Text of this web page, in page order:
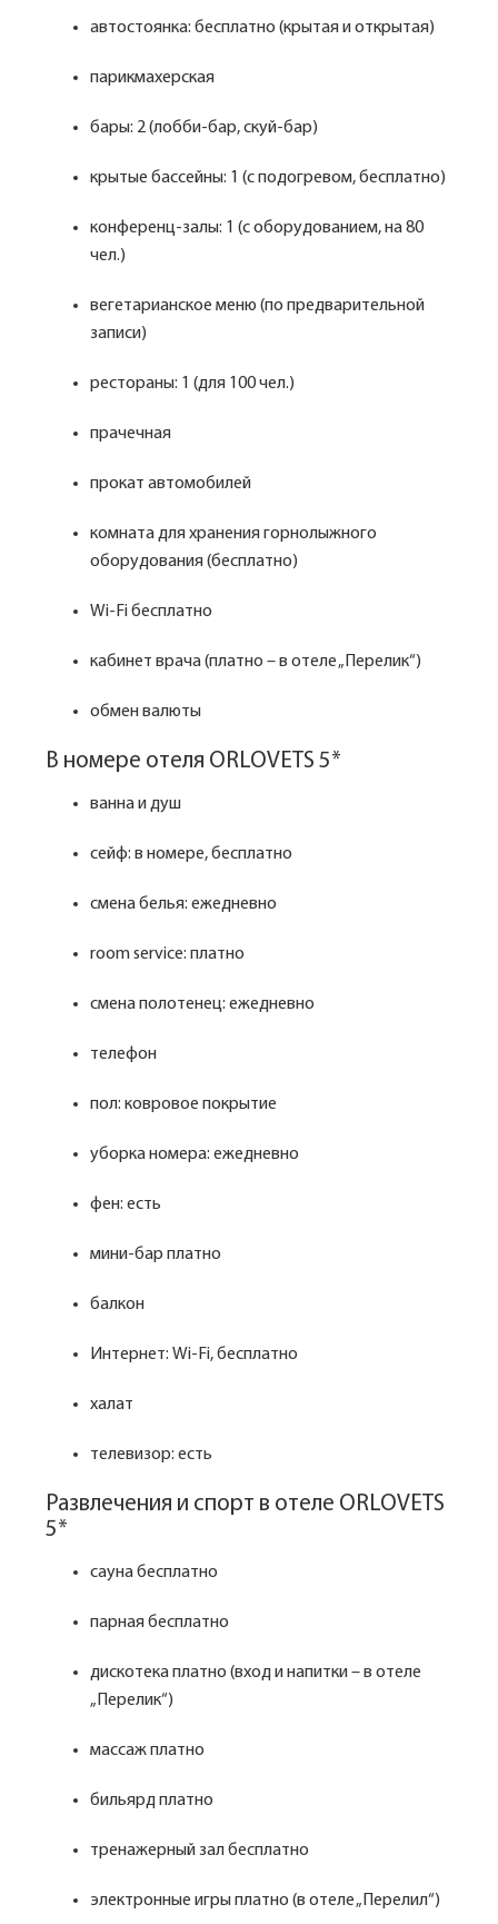
автостоянка: бесплатно (крытая и открытая)
парикмахерская
бары: 2 (лобби-бар, скуй-бар)
крытые бассейны: 1 (с подогревом, бесплатно)
конференц-залы: 1 (с оборудованием, на 80
чел.)
вегетарианское меню (по предварительной
записи)
рестораны: 1 (для 100 чел.)
прачечная
прокат автомобилей
комната для хранения горнолыжного
оборудования (бесплатно)
Wi-Fi бесплатно
кабинет врача (платно – в отеле „Перелик“)
обмен валюты
В номере отеля ORLOVETS 5*
ванна и душ
сейф: в номере, бесплатно
смена белья: ежедневно
room service: платно
смена полотенец: ежедневно
телефон
пол: ковровое покрытие
уборка номера: ежедневно
фен: есть
мини-бар платно
балкон
Интернет: Wi-Fi, бесплатно
халат
телевизор: есть
Развлечения и спорт в отеле ORLOVETS
5*
сауна бесплатно
парная бесплатно
дискотека платно (вход и напитки – в отеле
„Перелик“)
массаж платно
бильярд платно
тренажерный зал бесплатно
электронные игры платно (в отеле „Перелил“)